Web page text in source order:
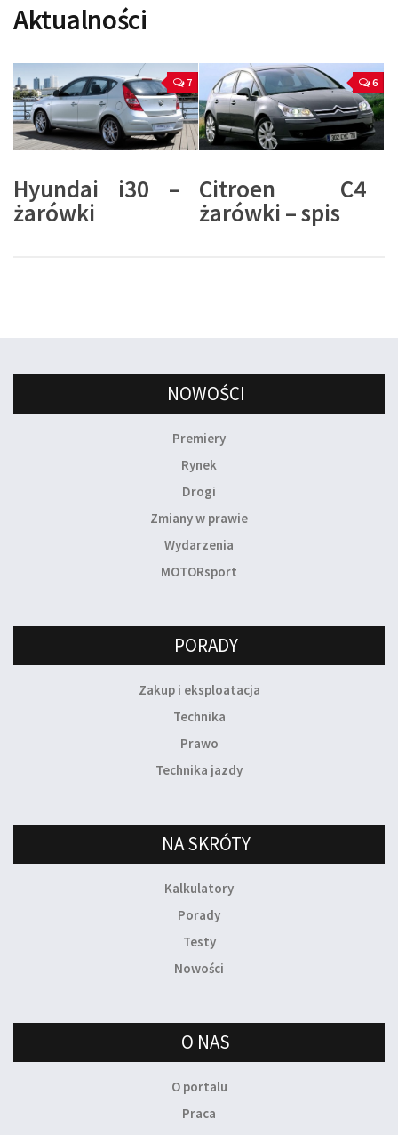
Aktualności
7
Hyundai i30 –
żarówki
6
Citroen C4
żarówki – spis
NOWOŚCI
Premiery
Rynek
Drogi
Zmiany w prawie
Wydarzenia
MOTORsport
PORADY
Zakup i eksploatacja
Technika
Prawo
Technika jazdy
NA SKRÓTY
Kalkulatory
Porady
Testy
Nowości
O NAS
O portalu
Praca